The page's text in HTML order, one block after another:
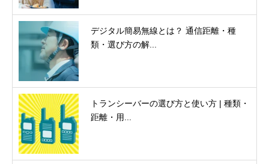
デジタル簡易無線とは？ 通信距離・種
類・選び方の解...
トランシーバーの選び方と使い方 | 種類・
距離・用...